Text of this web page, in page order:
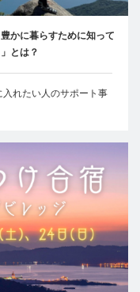
かに暮らすために知って
とは？
れたい人のサポート事